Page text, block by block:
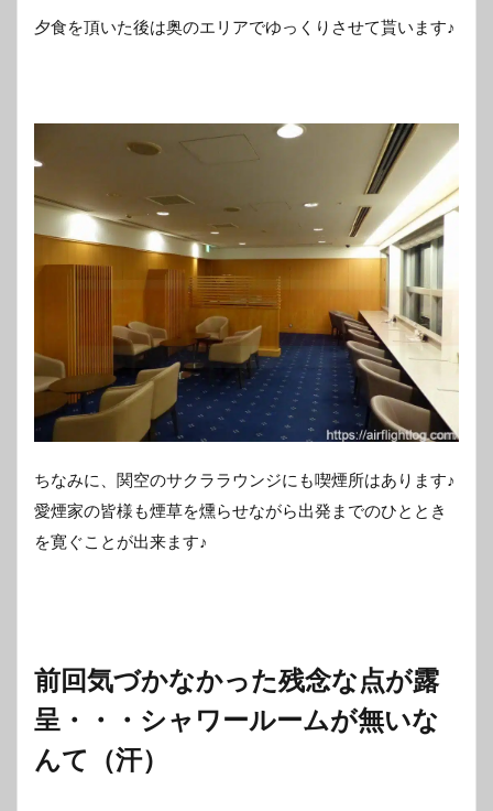
夕食を頂いた後は奥のエリアでゆっくりさせて貰います♪
ちなみに、関空のサクララウンジにも喫煙所はあります♪
愛煙家の皆様も煙草を燻らせながら出発までのひととき
を寛ぐことが出来ます♪
前回気づかなかった残念な点が露
呈・・・シャワールームが無いな
んて（汗）